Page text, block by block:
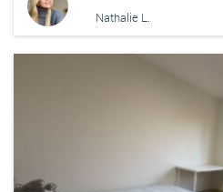
Nathalie L.